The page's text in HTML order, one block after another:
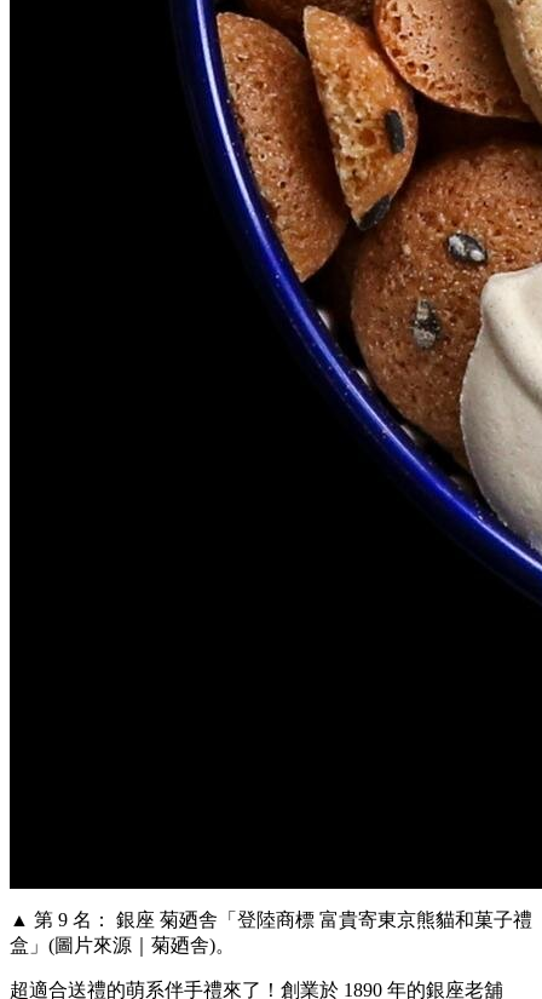
▲ 第 9 名： 銀座 菊廼舎「登陸商標 富貴寄東京熊貓和菓子禮
盒」(圖片來源｜菊廼舎)。
超適合送禮的萌系伴手禮來了！創業於 1890 年的銀座老舖